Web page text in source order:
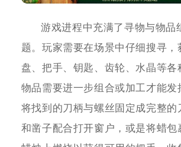
游戏进程中充满了寻物与物品
题。玩家需要在场景中仔细搜寻，
盘、把手、钥匙、齿轮、水晶等各
物品需要进一步组合或加工才能发
将找到的刀柄与螺丝固定成完整的
和凿子配合打开窗户，或是将蜡包